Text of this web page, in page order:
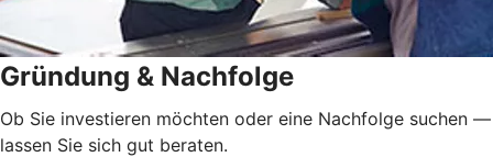
Gründung & Nachfolge
Ob Sie investieren möchten oder eine Nachfolge suchen —
lassen Sie sich gut beraten.